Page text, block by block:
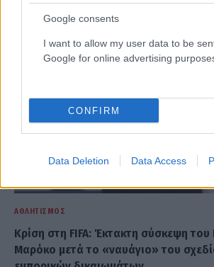
Google consents
I want to allow my user data to be
Google for online advertising
CONFIRM
Data Deletion Data Access
ΑΘΛΗΤΙΣΜΌΣ
Κρίση στη FIFA: Έκτακτη σύσκεψη του
Μαρόκο μετά το «ναυάγιο» του